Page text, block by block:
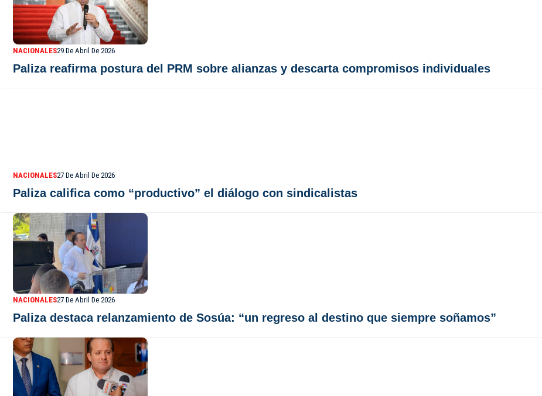
NACIONALES29 De Abril De 2026
Paliza reafirma postura del PRM sobre alianzas y descarta compromisos individuales
NACIONALES27 De Abril De 2026
Paliza califica como “productivo” el diálogo con sindicalistas
NACIONALES27 De Abril De 2026
Paliza destaca relanzamiento de Sosúa: “un regreso al destino que siempre soñamos”